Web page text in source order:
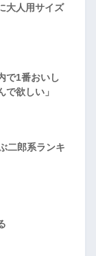
大人用サイズ
で1番おいし
で欲しい」
二郎系ランキ